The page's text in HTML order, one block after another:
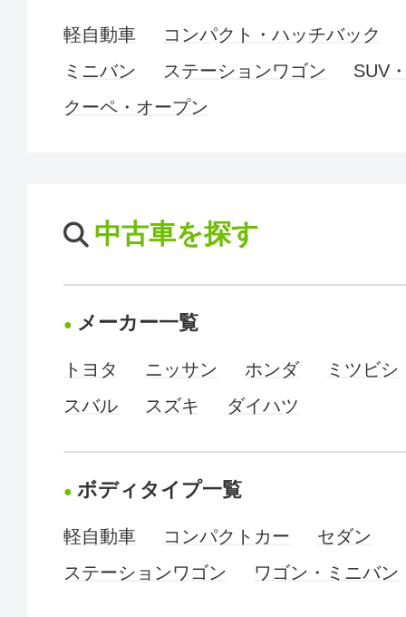
軽自動車
コンパクト・ハッチバック
ミニバン
ステーションワゴン
SUV
クーペ・オープン
中古車を探す
メーカー一覧
トヨタ ニッサン ホンダ
ミツビシ
スバル
スズキ ダイハツ
ボディタイプ一覧
軽自動車 コンパクトカー
セダン
ステーションワゴン
ワゴン・ミニバン